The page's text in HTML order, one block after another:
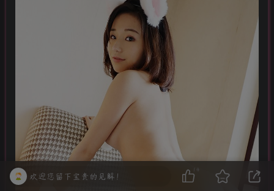
欢迎您留下宝贵的见解！
14